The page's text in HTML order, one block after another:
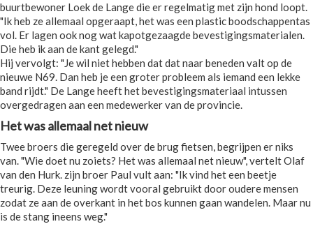
buurtbewoner Loek de Lange die er regelmatig met zijn hond loopt.
"Ik heb ze allemaal opgeraapt, het was een plastic boodschappentas
vol. Er lagen ook nog wat kapotgezaagde bevestigingsmaterialen.
Die heb ik aan de kant gelegd."
Hij vervolgt: "Je wil niet hebben dat dat naar beneden valt op de
nieuwe N69. Dan heb je een groter probleem als iemand een lekke
band rijdt." De Lange heeft het bevestigingsmateriaal intussen
overgedragen aan een medewerker van de provincie.
Het was allemaal net nieuw
Twee broers die geregeld over de brug fietsen, begrijpen er niks
van. "Wie doet nu zoiets? Het was allemaal net nieuw", vertelt Olaf
van den Hurk. zijn broer Paul vult aan: "Ik vind het een beetje
treurig. Deze leuning wordt vooral gebruikt door oudere mensen
zodat ze aan de overkant in het bos kunnen gaan wandelen. Maar nu
is de stang ineens weg."